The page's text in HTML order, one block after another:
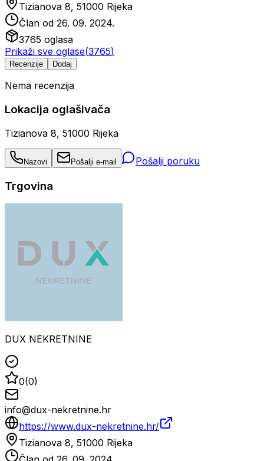
Tizianova 8, 51000 Rijeka
Član od 26. 09. 2024.
3765 oglasa
Prikaži sve oglase(3765)
Recenzije Dodaj
Nema recenzija
Lokacija oglašivača
Tizianova 8, 51000 Rijeka
Nazovi Pošalji e-mail Pošalji poruku
Trgovina
DUX NEKRETNINE
0(0)
info@dux-nekretnine.hr
https://www.dux-nekretnine.hr/
Tizianova 8, 51000 Rijeka